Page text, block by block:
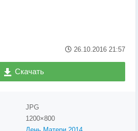
26.10.2016 21:57
Скачать
JPG
1200×800